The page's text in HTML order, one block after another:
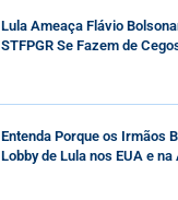
Lula Ameaça Flávio
STFPGR Se Fazem de
Entenda Porque os Irmãos
Lobby de Lula nos EUA e